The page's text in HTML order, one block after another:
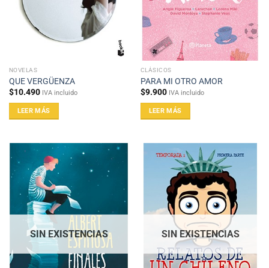
NOVELAS
QUE VERGÜENZA
$10.490 IVA incluido
LEER MÁS
CLÁSICOS
PARA MI OTRO AMOR
$9.900 IVA incluido
LEER MÁS
SIN EXISTENCIAS SIN EXISTENCIAS